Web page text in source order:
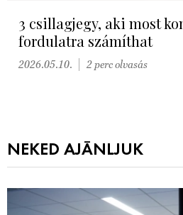
3 csillagjegy, aki most
fordulatra számíthat
2026.05.10. 2 perc olvasás
NEKED AJÁNLJUK